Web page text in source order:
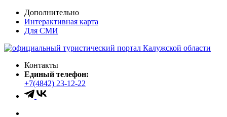
Дополнительно
Интерактивная карта
Для СМИ
Контакты
Единый телефон:
+7(4842) 23-12-22